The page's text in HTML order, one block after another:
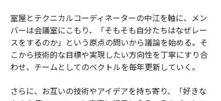
室屋とテクニカルコーディネーターの中江を軸に、メン
バーは会議室にこもり、「そもそも自分たちはなぜレー
スをするのか」という原点の問いから議論を始める。そ
こから技術的な目標や実現したい方向性を丁寧にすり合
わせ、チームとしてのベクトルを毎年更新していく。
さらに、お互いの技術やアイデアを持ち寄り、「好きな